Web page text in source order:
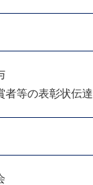
者等の表彰状伝達